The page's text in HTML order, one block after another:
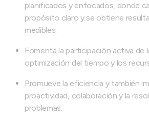
planificados y enfocados, donde
propósito claro y se obtiene
medibles.
Fomenta la participación activa de
optimización del tiempo y los
Promueve la eficiencia y también
proactividad, colaboración y la
problemas.